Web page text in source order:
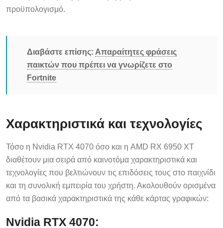
προϋπολογισμό.
Διαβάστε επίσης: Απαραίτητες φράσεις
παικτών που πρέπει να γνωρίζετε στο
Fortnite
Χαρακτηριστικά και τεχνολογίες
Τόσο η Nvidia RTX 4070 όσο και η AMD RX 6950 XT
διαθέτουν μια σειρά από καινοτόμα χαρακτηριστικά και
τεχνολογίες που βελτιώνουν τις επιδόσεις τους στο παιχνίδι
και τη συνολική εμπειρία του χρήστη. Ακολουθούν ορισμένα
από τα βασικά χαρακτηριστικά της κάθε κάρτας γραφικών:
Nvidia RTX 4070: